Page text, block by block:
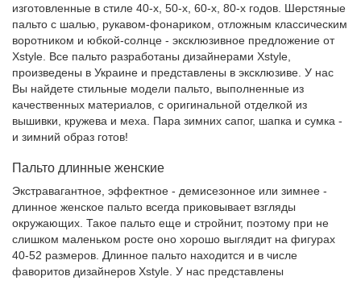
изготовленные в стиле 40-х, 50-х, 60-х, 80-х годов. Шерстяные
пальто с шалью, рукавом-фонариком, отложным классическим
воротником и юбкой-солнце - эксклюзивное предложение от
Xstyle. Все пальто разработаны дизайнерами Xstyle,
произведены в Украине и представлены в эксклюзиве. У нас
Вы найдете стильные модели пальто, выполненные из
качественных материалов, с оригинальной отделкой из
вышивки, кружева и меха. Пара зимних сапог, шапка и сумка -
и зимний образ готов!
Пальто длинные женские
Экстравагантное, эффектное - демисезонное или зимнее -
длинное женское пальто всегда приковывает взгляды
окружающих. Такое пальто еще и стройнит, поэтому при не
слишком маленьком росте оно хорошо выглядит на фигурах
40-52 размеров. Длинное пальто находится и в числе
фаворитов дизайнеров Xstyle. У нас представлены